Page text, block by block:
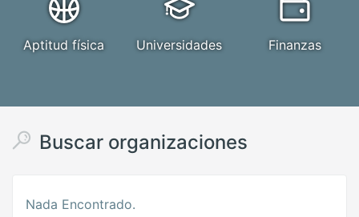
Aptitud física Universidades Finanzas
Buscar organizaciones
Nada Encontrado.